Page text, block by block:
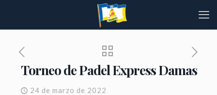
Torneo de Padel Express Damas
24 de marzo de 2022